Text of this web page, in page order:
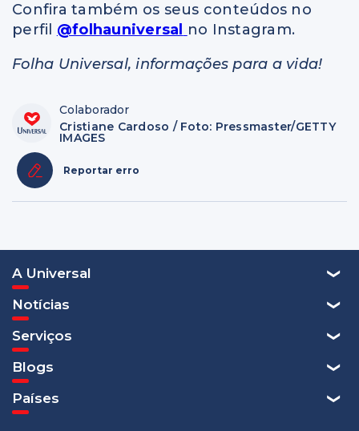
Confira também os seus conteúdos no
perfil @folhauniversal
no Instagram.
Folha Universal, informações para a vida!
Colaborador
Cristiane Cardoso / Foto: Pressmaster/GETTY
IMAGES
Reportar erro
A Universal
Notícias
Serviços
Blogs
Países